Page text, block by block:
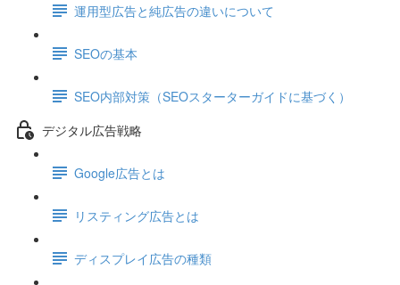
運用型広告と純広告の違いについて
SEOの基本
SEO内部対策（SEOスターターガイドに基づく）
デジタル広告戦略
Google広告とは
リスティング広告とは
ディスプレイ広告の種類